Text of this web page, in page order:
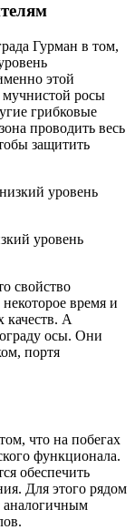
Гурман в том,
этой
мучнистой росы
грибковые
проводить весь
защитить
уровень
свойство
некоторое время и
качеств. А
осы. Они
портя
что на побегах
функционала.
обеспечить
Для этого рядом
аналогичным